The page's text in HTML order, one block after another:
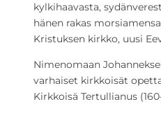
kylkihaavasta,
hänen rakas
Kristuksen kirkko, uusi
Nimenomaan
varhaiset kirkkoisät
Kirkkoisä Tertullianus